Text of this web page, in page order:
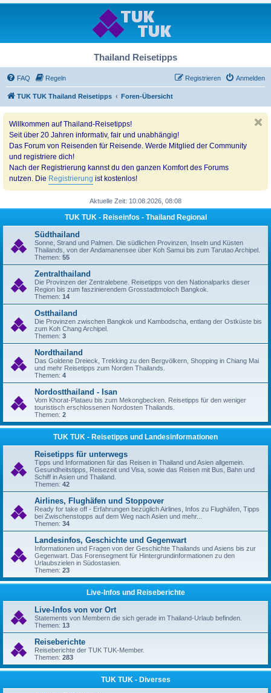
Thailand Reisetipps
FAQ Regeln Anmelden
Registrieren
TUK TUK Thailand Reisetipps Foren-Übersicht
Willkommen auf Thailand-Reisetipps!
Seit über 20 Jahren informativ, fair und unabhängig!
Das Forum von Reisenden für Reisende. Werde Mitglied der Community
und registriere dich!
Nach der Registrierung kannst du den ganzen Komfort des Forums
nutzen. Die Registrierung ist kostenlos!
Aktuelle Zeit: 10.08.2026, 08:08
TUK TUK - Reiseinfos - Thailand Regional
Südthailand
Sonne, Strand und Palmen. Die südlichen Provinzen, Inseln und Küsten
Thailands, von der Andamanensee über Koh Samui bis zum Tarutao Archipel.
Themen: 55
Zentralthailand
Die Provinzen der Zentralebene. Reisetipps von den Nationalparks dieser
Region bis zum faszinierendem Grosstadtmoloch Bangkok.
Themen: 14
Ostthailand
Die Provinzen zwischen Bangkok und Kambodscha, entlang der Ostküste bis
zum Koh Chang Archipel.
Themen: 3
Nordthailand
Das Goldene Dreieck, Trekking zu den Bergvölkern, Shopping in Chiang Mai
und mehr Reisetipps zum Norden Thailands.
Themen: 4
Nordostthailand - Isan
Vom Khorat-Plataeu bis zum Mekongbecken. Reisetipps für den weniger
touristisch erschlossenen Nordosten Thailands.
Themen: 2
TUK TUK - Reisetipps und Landesinformationen
Reisetipps für unterwegs
Tipps und Informationen für das Reisen in Thailand und Asien allgemein.
Gesundheitstipps, Reisezeit und Visa, sowie das Reisen mit Bus, Bahn und
Schiff in Asien und Thailand.
Themen: 42
Airlines, Flughäfen und Stoppover
Ready for take off - Erfahrungen bezüglich Airlines, Infos zu Flughäfen, Tipps
bei Zwischenstopps auf dem Weg nach Asien und mehr...
Themen: 34
Landesinfos, Geschichte und Gegenwart
Informationen und Fragen von der Geschichte Thailands und Asiens bis zur
Gegenwart. Das Forensegment für Hintergrundinformationen zu den
Urlaubszielen in Südostasien.
Themen: 23
Live-Infos und Reiseberichte
Live-Infos von vor Ort
Statements von Membern die sich gerade im Thailand-Urlaub befinden.
Themen: 13
Reiseberichte
Reiseberichte der TUK TUK-Member.
Themen: 283
TUK TUK - Diverses